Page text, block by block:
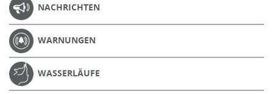
NACHRICHTEN
WARNUNGEN
WASSERLÄUFE